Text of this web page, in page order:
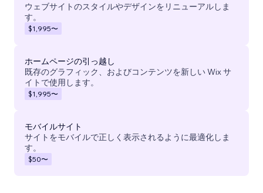
ウェブサイトのスタイルやデザインをリニューアルしま
す。
$1,995〜
ホームページの引っ越し
既存のグラフィック、およびコンテンツを新しい Wix サ
イトで使用します。
$1,995〜
モバイルサイト
サイトをモバイルで正しく表示されるように最適化しま
す。
$50〜